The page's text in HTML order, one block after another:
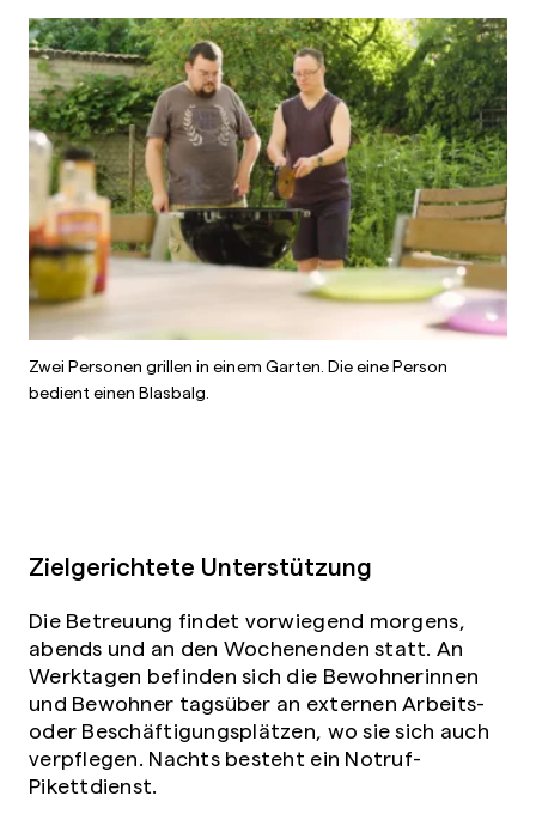
Zwei Personen grillen in einem Garten. Die eine Person
bedient einen Blasbalg.
Zielgerichtete Unterstützung
Die Betreuung findet vorwiegend morgens,
abends und an den Wochenenden statt. An
Werktagen befinden sich die Bewohnerinnen
und Bewohner tagsüber an externen Arbeits-
oder Beschäftigungsplätzen, wo sie sich auch
verpflegen. Nachts besteht ein Notruf-
Pikettdienst.